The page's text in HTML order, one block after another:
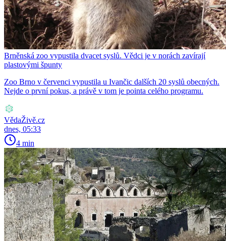
Brněnská zoo vypustila dvacet syslů. Vědci je v norách zavírají
plastovými špunty
Zoo Brno v červenci vypustila u Ivančic dalších 20 syslů obecných.
Nejde o první pokus, a právě v tom je pointa celého programu.
VědaŽivě.cz
dnes, 05:33
4 min